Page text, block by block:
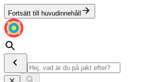
Fortsätt till huvudinnehåll